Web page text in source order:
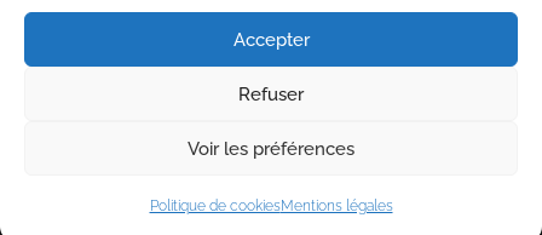
Accepter
Refuser
Voir les préférences
Politique de cookiesMentions légales
Conçu parDu web dans les épinards